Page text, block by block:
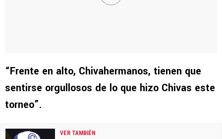
“Frente en alto, Chivahermanos, tienen que
sentirse orgullosos de lo que hizo Chivas este
torneo”.
VER TAMBIÉN